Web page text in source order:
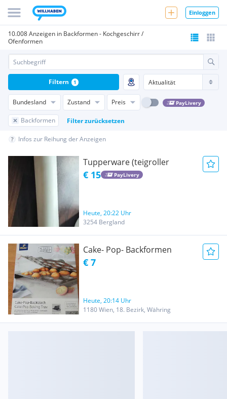
Einloggen
10.008 Anzeigen in Backformen - Kochgeschirr /
Ofenformen
Bundesland Zustand Preis PayLivery
Backformen Filter zurücksetzen
Filtern 1
Infos zur Reihung der Anzeigen
Tupperware (teigroller
€ 15 PayLivery
Heute, 20:22 Uhr
3254 Bergland
Cake- Pop- Backformen
€ 7
Heute, 20:14 Uhr
1180 Wien, 18. Bezirk, Währing